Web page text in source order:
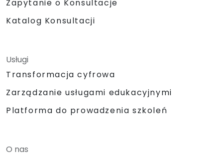
Zapytanie o Konsultacje
Katalog Konsultacji
Usługi
Transformacja cyfrowa
Zarządzanie usługami edukacyjnymi
Platforma do prowadzenia szkoleń
O nas